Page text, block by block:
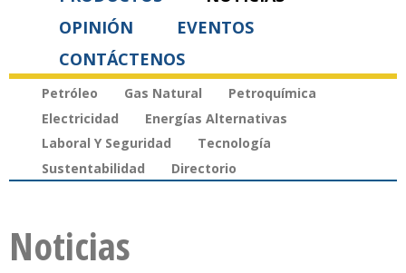
OPINIÓN
EVENTOS
CONTÁCTENOS
Petróleo Gas Natural
Petroquímica
Electricidad
Energías Alternativas
Laboral Y Seguridad
Tecnología
Sustentabilidad
Directorio
Noticias